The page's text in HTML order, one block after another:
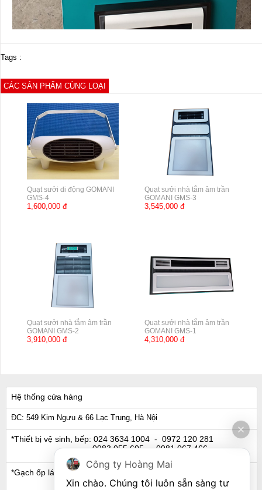
Tags :
CÁC SẢN PHẨM CÙNG LOẠI
Quạt sưởi di động GOMANI
GMS-4
1,600,000 đ
Quạt sưởi nhà tắm âm trần
GOMANI GMS-3
3,545,000 đ
Quạt sưởi nhà tắm âm trần
GOMANI GMS-2
3,910,000 đ
Quạt sưởi nhà tắm âm trần
GOMANI GMS-1
4,310,000 đ
Hệ thống cửa hàng
ĐC: 549 Kim Ngưu & 66 Lạc Trung, Hà Nội
*Thiết bị vệ sinh, bếp: 024 3634 1004 - 0972 120 281
0983 055 605- 0981 067 466
*Gạch ốp lát, Ngói: 024 3632 0280 - 0911 441 066
Công ty Hoàng Mai
Xin chào. Chúng tôi luôn sẵn sàng tư